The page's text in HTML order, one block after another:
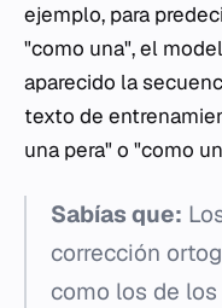
ejemplo, para
"como una", el
aparecido la
texto de
una pera" o "como
Sabías que:
corrección
como los de